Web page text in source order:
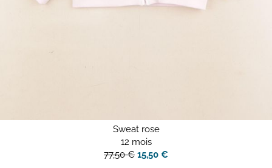
Sweat rose
12 mois
77,50 € 15,50 €